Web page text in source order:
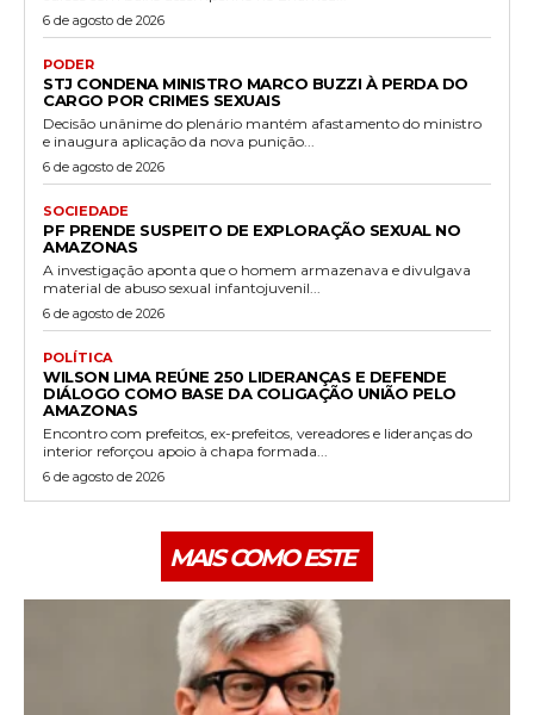
6 de agosto de 2026
PODER
STJ CONDENA MINISTRO MARCO BUZZI À PERDA DO
CARGO POR CRIMES SEXUAIS
Decisão unânime do plenário mantém afastamento do ministro
e inaugura aplicação da nova punição...
6 de agosto de 2026
SOCIEDADE
PF PRENDE SUSPEITO DE EXPLORAÇÃO SEXUAL NO
AMAZONAS
A investigação aponta que o homem armazenava e divulgava
material de abuso sexual infantojuvenil...
6 de agosto de 2026
POLÍTICA
WILSON LIMA REÚNE 250 LIDERANÇAS E DEFENDE
DIÁLOGO COMO BASE DA COLIGAÇÃO UNIÃO PELO
AMAZONAS
Encontro com prefeitos, ex-prefeitos, vereadores e lideranças do
interior reforçou apoio à chapa formada...
6 de agosto de 2026
MAIS COMO ESTE